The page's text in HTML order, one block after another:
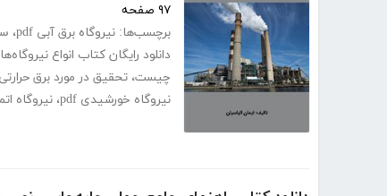
۹۷ صفحه
برچسب‌ها: نیروگاه برق آبی pdf ،
دانلود رایگان کتاب انواع
چیست، تحقیق در مورد برق
نیروگاه خورشیدی pdf
، نیروگاه